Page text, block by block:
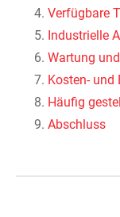
Verfügbare
Industrielle
Wartung
Kosten- und
Häufig
Abschluss